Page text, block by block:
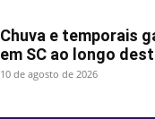
Chuva e temporais
em SC ao longo
10 de agosto de 2026